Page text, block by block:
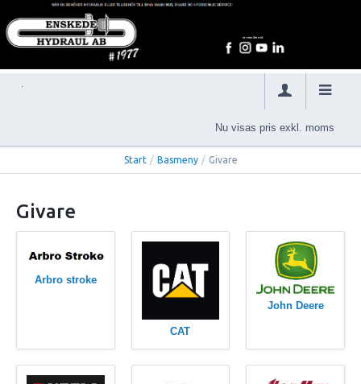
Nu visas pris exkl. moms
Start / Basmeny / Givare
Givare
Arbro stroke
CAT
John Deere